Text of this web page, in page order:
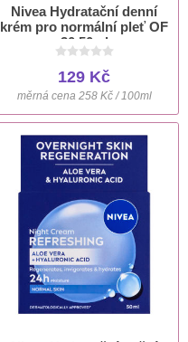
Nivea Hydratační denní
krém pro normální pleť OF
30 50ml
129 Kč
měrná cena 258 Kč / 100ml